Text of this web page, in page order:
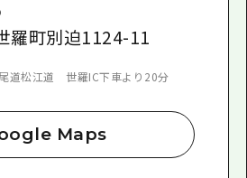
羅町別迫1124-11
道松江道 世羅IC下車より20分
Maps